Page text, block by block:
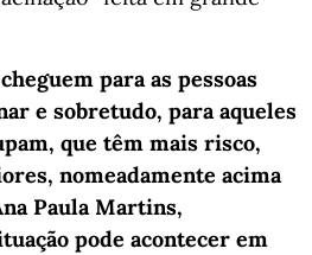
para as pessoas
e sobretudo, para aqueles
que têm mais risco,
nomeadamente acima
Paula Martins,
pode acontecer em